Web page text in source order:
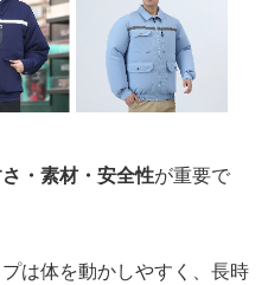
・素材・安全性が重要で
は体を動かしやすく、長時